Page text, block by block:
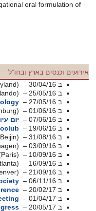
a phase 2 study. The data
at the Endocrine Society
Society annual
25th meeting of
17th European Congress
(Munich)
European Congress on
(הדסה)
Congress of
Thyroid
ESPE
ASBMR annual
ATA annual
8th Congress of the(תל
8th ILANIT/(אילת)
Endocrine
(Orlando)